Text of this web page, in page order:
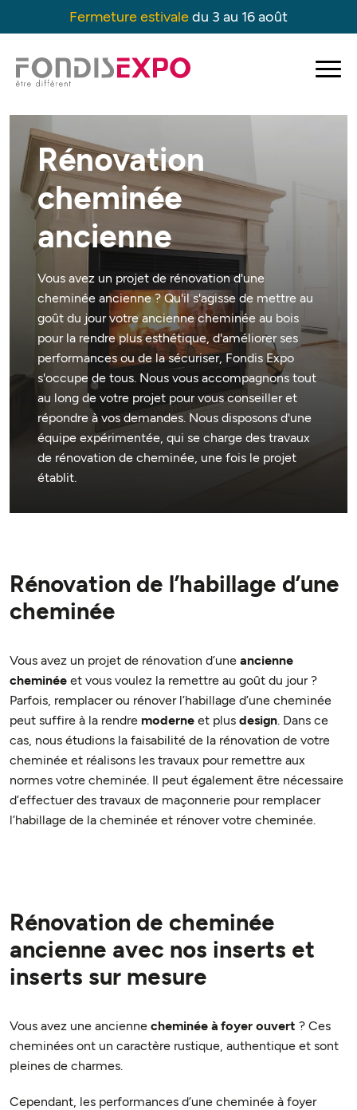
Fermeture estivaledu 3 au 16 août
Accueil→
Rénovation
cheminée
ancienne
Vous avez un projet de rénovation d'une
cheminée ancienne ? Qu'il s'agisse de mettre au
goût du jour votre ancienne cheminée au bois
pour la rendre plus esthétique, d'améliorer ses
performances ou de la sécuriser, Fondis Expo
s'occupe de tous. Nous vous accompagnons tout
au long de votre projet pour vous conseiller et
répondre à vos demandes. Nous disposons d'une
équipe expérimentée, qui se charge des travaux
de rénovation de cheminée, une fois le projet
établit.
Rénovation de l’habillage d’une
cheminée
Vous avez un projet de rénovation d’une ancienne
cheminée et vous voulez la remettre au goût du jour ?
Parfois, remplacer ou rénover l’habillage d’une cheminée
peut suffire à la rendre moderne et plus design. Dans ce
cas, nous étudions la faisabilité de la rénovation de votre
cheminée et réalisons les travaux pour remettre aux
normes votre cheminée. Il peut également être nécessaire
d’effectuer des travaux de maçonnerie pour remplacer
l’habillage de la cheminée et rénover votre cheminée.
Rénovation de cheminée
ancienne avec nos inserts et
inserts sur mesure
Vous avez une ancienne cheminée à foyer ouvert ? Ces
cheminées ont un caractère rustique, authentique et sont
pleines de charmes.
Cependant, les performances d’une cheminée à foyer